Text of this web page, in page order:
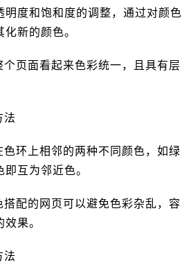
明度和饱和度的调整，通过对颜色
新的颜色。
页面看起来色彩统一，且具有层
法
环上相邻的两种不同颜色，如绿
互为邻近色。
配的网页可以避免色彩杂乱，容
果。
法